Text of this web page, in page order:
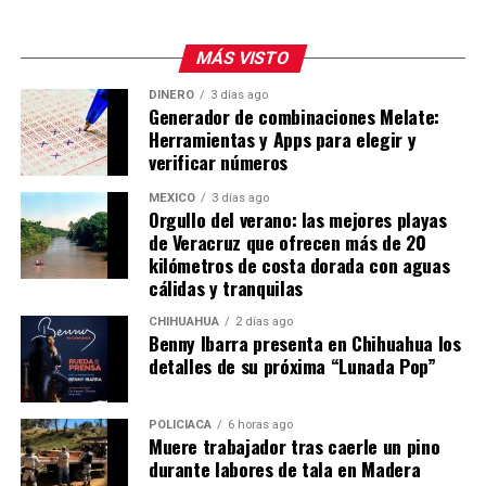
MÁS VISTO
DINERO 3 días ago
Generador de combinaciones Melate:
Herramientas y Apps para elegir y
verificar números
MÉXICO 3 días ago
Orgullo del verano: las mejores playas
de Veracruz que ofrecen más de 20
kilómetros de costa dorada con aguas
cálidas y tranquilas
CHIHUAHUA 2 días ago
Benny Ibarra presenta en Chihuahua los
detalles de su próxima “Lunada Pop”
POLICIACA 6 horas ago
Muere trabajador tras caerle un pino
durante labores de tala en Madera